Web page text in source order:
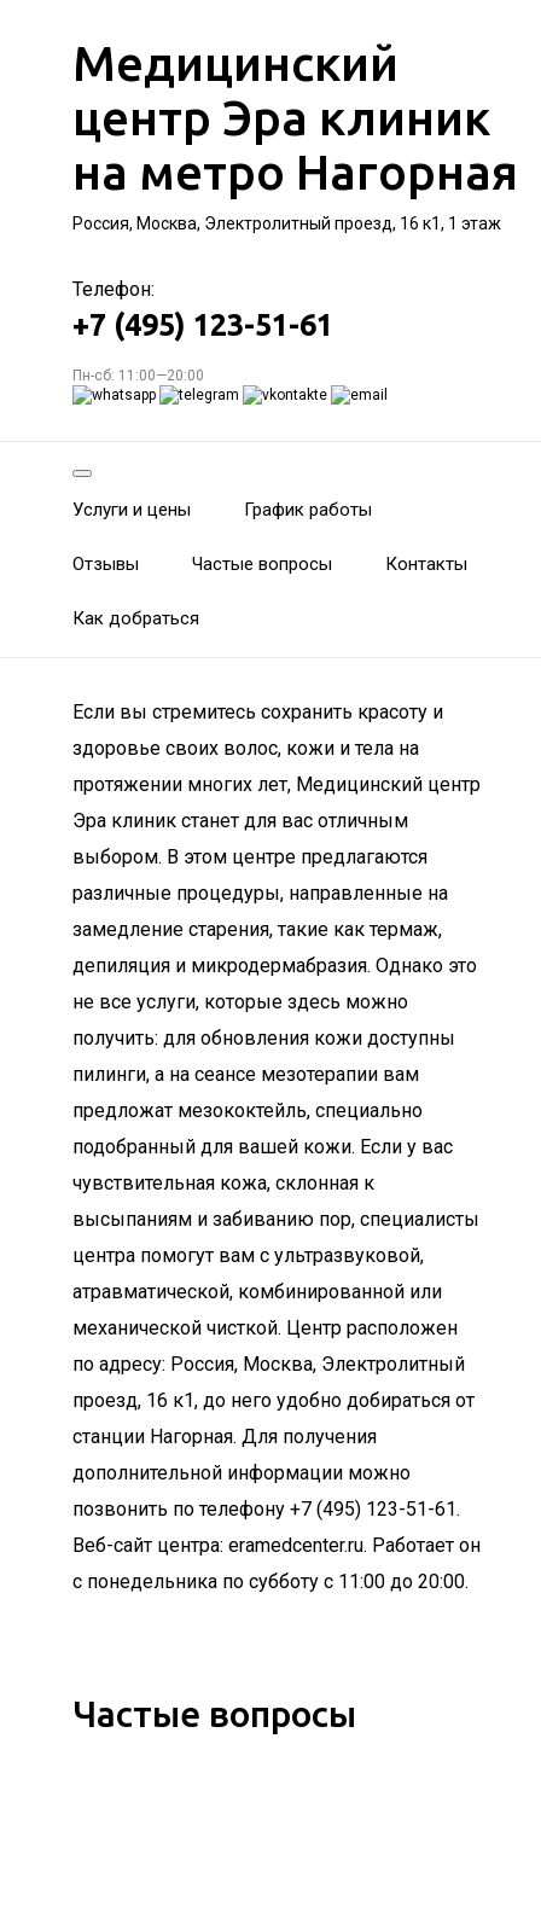
Медицинский
центр Эра клиник
на метро Нагорная
Россия, Москва, Электролитный проезд, 16 к1, 1 этаж
Телефон:
+7 (495) 123-51-61
Пн-сб: 11:00—20:00
Услуги и цены График работы
Отзывы Частые вопросы Контакты
Как добраться
Если вы стремитесь сохранить красоту и
здоровье своих волос, кожи и тела на
протяжении многих лет, Медицинский центр
Эра клиник станет для вас отличным
выбором. В этом центре предлагаются
различные процедуры, направленные на
замедление старения, такие как термаж,
депиляция и микродермабразия. Однако это
не все услуги, которые здесь можно
получить: для обновления кожи доступны
пилинги, а на сеансе мезотерапии вам
предложат мезококтейль, специально
подобранный для вашей кожи. Если у вас
чувствительная кожа, склонная к
высыпаниям и забиванию пор, специалисты
центра помогут вам с ультразвуковой,
атравматической, комбинированной или
механической чисткой. Центр расположен
по адресу: Россия, Москва, Электролитный
проезд, 16 к1, до него удобно добираться от
станции Нагорная. Для получения
дополнительной информации можно
позвонить по телефону +7 (495) 123-51-61.
Веб-сайт центра: eramedcenter.ru. Работает он
с понедельника по субботу с 11:00 до 20:00.
Частые вопросы